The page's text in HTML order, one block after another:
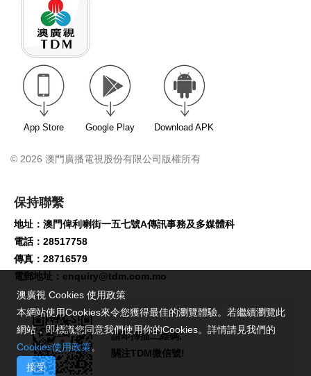
App Store Google Play Download APK
© 2026 澳門廣播電視股份有限公司版權所有
保持聯繫
地址：澳門俾利喇街一五七號A傳訊事務及多媒體科
電話：28517758
傳真：28716579
電郵地址： enquiry@tdm.com.mo
請即掃描二維碼,
關注TDM微信號!
澳廣視 Cookies 使用政策
本網站使用Cookies來令您獲得最佳的瀏覽體驗。若繼續瀏覽此
網站，即標識您同意我們使用你的Cookies。詳情請見我們的
Cookies使用政策。
接受